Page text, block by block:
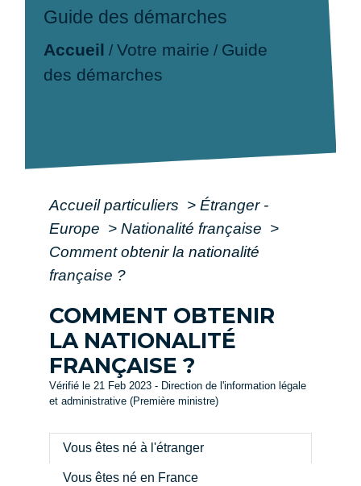
Guide des démarches
Accueil / Votre mairie / Guide
des démarches
Accueil particuliers > Étranger -
Europe > Nationalité française >
Comment obtenir la nationalité
française ?
COMMENT OBTENIR
LA NATIONALITÉ
FRANÇAISE ?
Vérifié le 21 Feb 2023 - Direction de l'information légale
et administrative (Première ministre)
Vous êtes né à l'étranger
Vous êtes né en France